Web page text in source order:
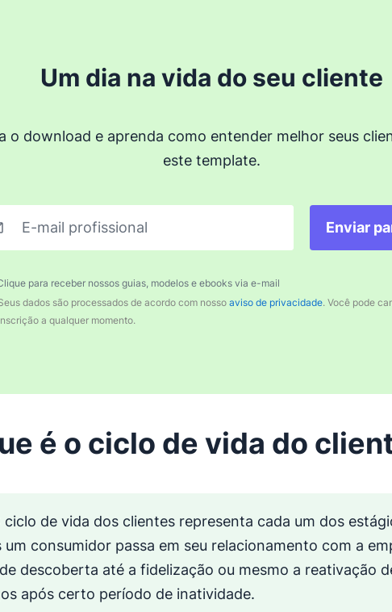
Um dia na vida do seu cliente
o download e aprenda como entender melhor seus
este template.
E-mail profissional Enviar
para receber nossos guias, modelos e ebooks via e-mail
dados são processados de acordo com nosso aviso de privacidade. Você pode
a qualquer momento.
é o ciclo de vida do
ciclo de vida dos clientes representa cada um dos
um consumidor passa em seu relacionamento com a
descoberta até a fidelização ou mesmo a reativação
após certo período de inatividade.